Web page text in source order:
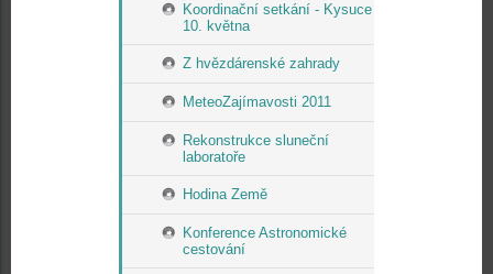
Koordinační setkání - Kysuce
10. května
Z hvězdárenské zahrady
MeteoZajímavosti 2011
Rekonstrukce sluneční
laboratoře
Hodina Země
Konference Astronomické
cestování